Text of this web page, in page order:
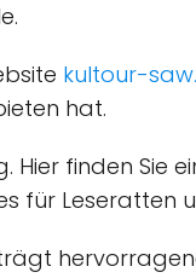
kultour-
hat.
finden Sie
für Leseratten